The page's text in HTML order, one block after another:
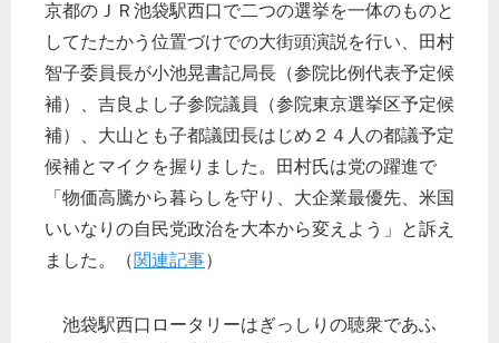
京都のＪＲ池袋駅西口で二つの選挙を一体のものと
してたたかう位置づけでの大街頭演説を行い、田村
智子委員長が小池晃書記局長（参院比例代表予定候
補）、吉良よし子参院議員（参院東京選挙区予定候
補）、大山とも子都議団長はじめ２４人の都議予定
候補とマイクを握りました。田村氏は党の躍進で
「物価高騰から暮らしを守り、大企業最優先、米国
いいなりの自民党政治を大本から変えよう」と訴え
ました。（関連記事）
池袋駅西口ロータリーはぎっしりの聴衆であふ